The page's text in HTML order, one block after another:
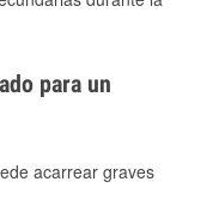
para un
acarrear graves